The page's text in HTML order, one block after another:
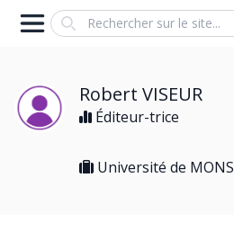
Search
Robert VISEUR
Éditeur-trice
Université de MONS